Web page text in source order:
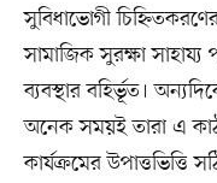
সুবিধাভোগী
সামাজিক সুরক্ষা
ব্যবস্থার বহির্ভূত।
অনেক সময়ই তারা এ
কার্যক্রমের উপাত্তভিত্তি